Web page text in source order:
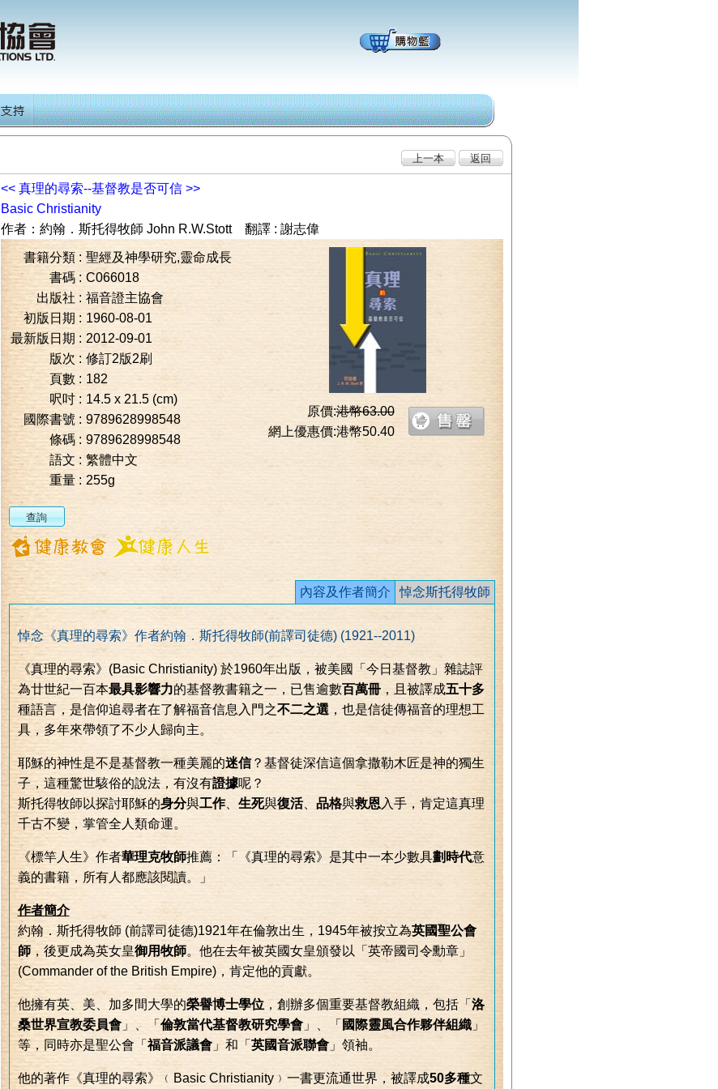
<< 真理的尋索--基督教是否可信>>
Basic Christianity
作者： 約翰．斯托得牧師 John R.W.Stott 翻譯 : 謝志偉
書籍分類 : 聖經及神學研究,靈命成長
書碼 : C066018
出版社 : 福音證主協會
初版日期 : 1960-08-01
最新版日期 : 2012-09-01
版次 : 修訂2版2刷
頁數 : 182
呎吋 : 14.5 x 21.5 (cm)
國際書號 : 9789628998548
條碼 : 9789628998548
語文 : 繁體中文
重量 : 255g
原價:港幣63.00
網上優惠價:港幣50.40
內容及作者簡介 悼念斯托得牧師
悼念《真理的尋索》作者約翰．斯托得牧師(前譯司徒德) (1921--2011)
《真理的尋索》(Basic Christianity) 於1960年出版，被美國「今日基督教」雜誌評
為廿世紀一百本最具影響力的基督教書籍之一，已售逾數百萬冊，且被譯成五十多
種語言，是信仰追尋者在了解福音信息入門之不二之選 ，也是信徒傳福音的理想工
具，多年來帶領了不少人歸向主。
耶穌的神性是不是基督教一種美麗的迷信？基督徒深信這個拿撒勒木匠是神的獨生
子，這種驚世駭俗的說法，有沒有證據呢？
斯托得牧師以探討耶穌的身分與工作、 生死與復活、 品格與救恩 入手，肯定這真理
千古不變，掌管全人類命運。
《標竿人生》作者華理克牧師推薦：「《真理的尋索》是其中一本少數具劃時代意
義的書籍，所有人都應該閱讀。」
作者簡介
約翰．斯托得牧師 (前譯司徒德)1921年在倫敦出生，1945年被按立為英國聖公會
師，後更成為英女皇御用牧師。他在去年被英國女皇頒發以「英帝國司令勳章」
(Commander of the British Empire)，肯定他的貢獻。
他擁有英、美、加多間大學的榮譽博士學位，創辦多個重要基督教組織，包括「 洛
桑世界宣教委員會」、「倫敦當代基督教研究學會」、「 國際靈風合作夥伴組織」
等，同時亦是聖公會「福音派議會」和「 英國音派聯會」領袖。
他的著作《真理的尋索》﹙Basic Christianity﹚一書更流通世界，被譯成50多種文